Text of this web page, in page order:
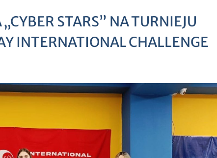
STARS” NA TURNIEJU
INTERNATIONAL CHALLENGE